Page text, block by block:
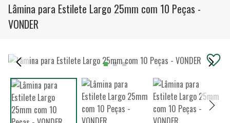
Lâmina para Estilete Largo 25mm com 10 Peças -
VONDER